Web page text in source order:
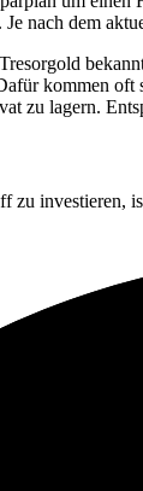
nach dem
kommen
zu lagern.
investieren,